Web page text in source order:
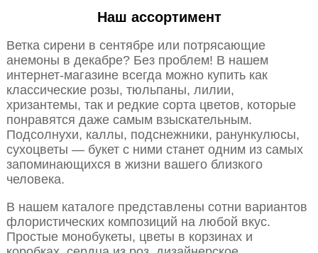
Наш ассортимент
Ветка сирени в сентябре или потрясающие
анемоны в декабре? Без проблем! В нашем
интернет-магазине всегда можно купить как
классические розы, тюльпаны, лилии,
хризантемы, так и редкие сорта цветов, которые
понравятся даже самым взыскательным.
Подсолнухи, каллы, подснежники, ранункулюсы,
сухоцветы — букет с ними станет одним из самых
запоминающихся в жизни вашего близкого
человека.
В нашем каталоге представлены сотни вариантов
флористических композиций на любой вкус.
Простые монобукеты, цветы в корзинах и